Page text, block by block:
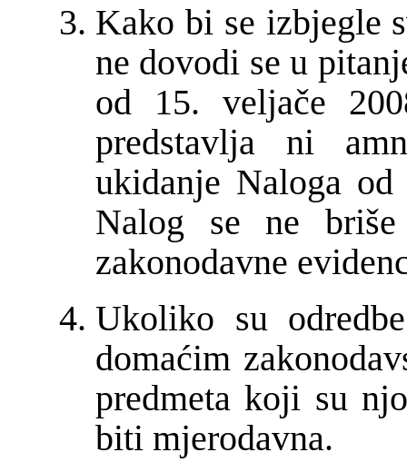
Kako bi se izbjegle
ne dovodi se u
od 15. veljače
predstavlja ni
ukidanje Naloga
Nalog se ne
zakonodavne
Ukoliko su
domaćim
predmeta koji su
biti mjerodavna.